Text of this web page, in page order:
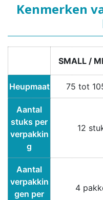
Kenmerken
SMALL /
Heupmaat 75 tot
Aantal
stuks per
verpakkin
g
12
Aantal
verpakkin
gen per
4